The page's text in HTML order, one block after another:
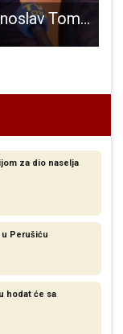
Čelnik županijskog HNS-a Krunoslav Tomljanović odgovorio na jučerašnju presicu Tomislava Zrinskog
za dio naselja
u Perušiću
hodat će sa